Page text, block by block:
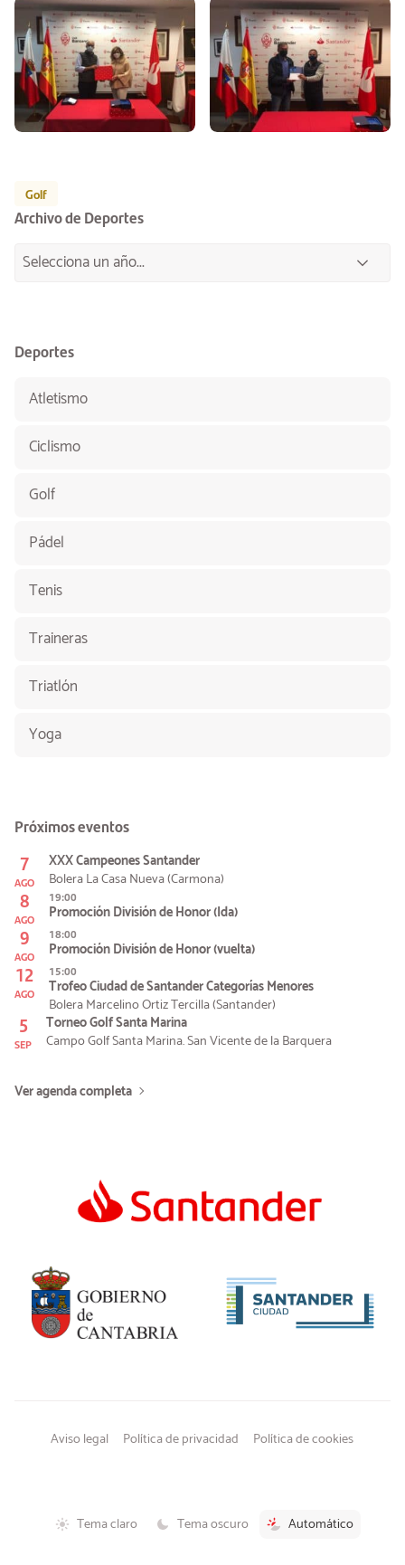
Golf
Archivo de Deportes
Deportes
Atletismo
Ciclismo
Golf
Pádel
Tenis
Traineras
Triatlón
Yoga
Próximos eventos
7
AGO
XXX Campeones Santander
Bolera La Casa Nueva (Carmona)
8
AGO
19:00
Promoción División de Honor (Ida)
9
AGO
18:00
Promoción División de Honor (vuelta)
12
AGO
15:00
Trofeo Ciudad de Santander Categorías Menores
Bolera Marcelino Ortiz Tercilla (Santander)
5
SEP
Torneo Golf Santa Marina
Campo Golf Santa Marina. San Vicente de la Barquera
Ver agenda completa
Aviso legal Política de privacidad Política de cookies
Tema claro Tema oscuro Automático